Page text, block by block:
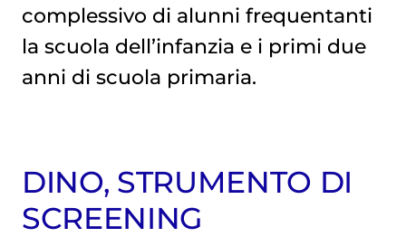
complessivo di alunni frequentanti
la scuola dell’infanzia e i primi due
anni di scuola primaria.
DINO, STRUMENTO DI
SCREENING